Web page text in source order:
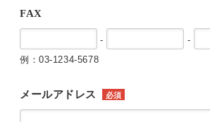
FAX
-
-
例：03-1234-5678
メールアドレス 必須